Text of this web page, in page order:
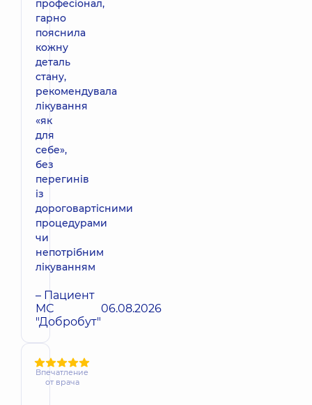
професіонал,
гарно
пояснила
кожну
деталь
стану,
рекомендувала
лікування
«як
для
себе»,
без
перегинів
із
дороговартісними
процедурами
чи
непотрібним
лікуванням
– Пациент
МС
"Добробут"
06.08.2026
Впечатление
от врача